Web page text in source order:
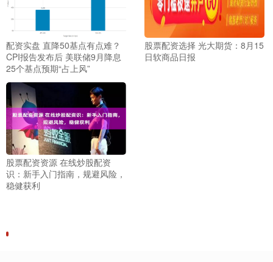
配资实盘 直降50基点有点难？
CPI报告发布后 美联储9月降息
25个基点预期“占上风”
股票配资选择 光大期货：8月15
日软商品日报
股票配资资源 在线炒股配资
识：新手入门指南，规避风险，
稳健获利